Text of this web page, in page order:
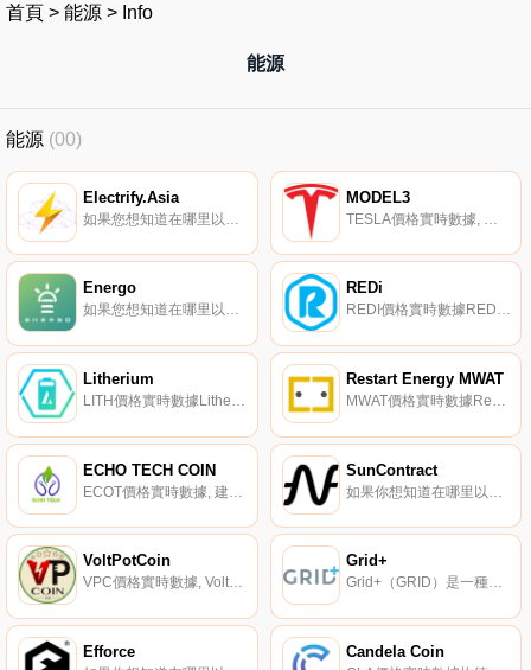
首頁 > 能源 > Info
能源
能源 (00)
Electrify.Asia MODEL3
Energo
如果您想知道在哪里以當前價格購買Energo,目前交易｛TSLnname｝股票的頂級加密貨幣交易所是Gate.io。您可以在我們的加密貨幣交易所頁面上找到其他交易所。Energo（TSL）是一種加密貨幣。Energo目前的供應量為1000000000,流通量為602378919.746.
REDi
REDI價格實時數據REDi致力于為全球可再生能源行業建立一個基于區塊鏈的數據市場。REDi基礎設施網將使各種可再生能源生產商、消費者和行業專家能夠整合、驗證和分發數據,以尋求提高行業生產力和效率.
Litherium
LITH價格實時數據Litherium正在創造一種顛覆世界的貨幣模式,讓小資本投資者顛覆傳統的鋰精礦資產投資。投資者無需承擔持有、轉讓、交易、儲存等傳統期貨資產的風險和技術問題,只需投資{比納美}即可完成對新能源消費性鋰精礦的等價投資.
Restart Energy MWAT
MWAT價格實時數據Restart Energy MWAT（MWAT）是一種加密貨幣,在以太坊平臺上運行。Restart Energy MWAT目前的供應量為500000000。最近已知的Restart Energy MWAT價格為0.00817849美元,在過去24小時內下跌了-0.38.
ECHO TECH COIN SunContract
VoltPotCoin
VPC價格實時數據, VoltPotCoin旨在為可再生能源和電動交通部門提供一種去中心化的支付方式。它聲稱是第一個去中心化的對等支付網絡,適用于在可再生能源和電動交通交易方面尋求自由、隱私和安全的人。VOLTPOT?有限公司成立于2016年.
Grid+
Grid+（GRID）是一種加密貨幣,在以太坊平臺上運行。Grid+目前的供應量為30000000份,流通量為39236491份。Grid+的最后已知價格為0.20818945美元,在過去24小時內上漲了0.00。它目前在5個活躍市場交易,在過去24小時內交易了0.00美元.
Efforce Candela Coin